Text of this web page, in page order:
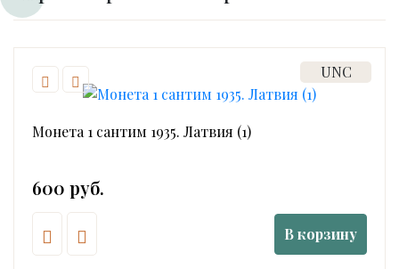
UNC
Монета 1 сантим 1935. Латвия (1)
600 руб.
В корзину